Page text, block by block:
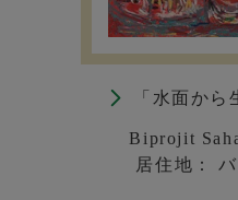
「水面から
Biprojit
居住地：